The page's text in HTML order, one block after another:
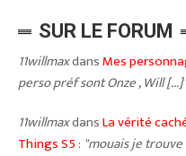
SUR LE FORUM
11willmaxdansMes
perso préf sont Onze , Will
11willmaxdansLa vérité
Things S5 : "mouais je